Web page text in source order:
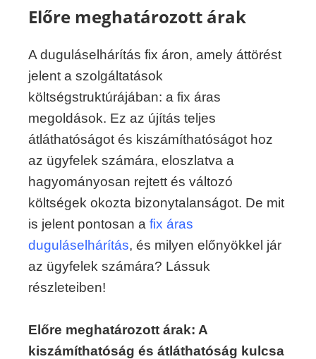
Előre meghatározott árak
A duguláselhárítás fix áron, amely áttörést
jelent a szolgáltatások
költségstruktúrájában: a fix áras
megoldások. Ez az újítás teljes
átláthatóságot és kiszámíthatóságot hoz
az ügyfelek számára, eloszlatva a
hagyományosan rejtett és változó
költségek okozta bizonytalanságot. De mit
is jelent pontosan a fix áras
duguláselhárítás, és milyen előnyökkel jár
az ügyfelek számára? Lássuk
részleteiben!
Előre meghatározott árak: A
kiszámíthatóság és átláthatóság kulcsa